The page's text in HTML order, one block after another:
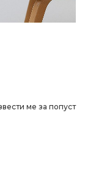
ме за попуст